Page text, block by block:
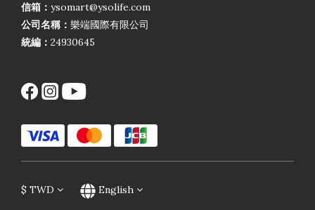
信箱： ysomart@ysolife.com
公司名稱： 樂端國際有限公司
統編： 24930645
$ TWD English